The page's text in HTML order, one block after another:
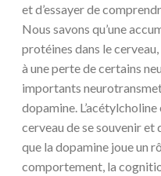
et d’essayer de
Nous savons qu’une
protéines dans le
à une perte de certains
importants
dopamine.
cerveau de se souvenir et
que la dopamine joue un
comportement, la